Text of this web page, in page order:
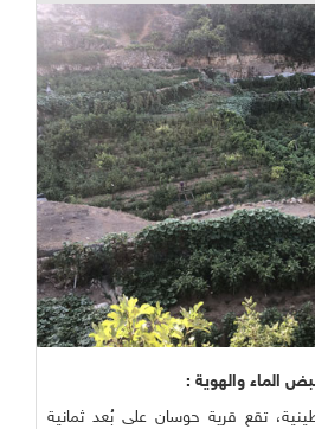
الماء والهوية :
تقع قرية حوسان على بُعد ثمانية